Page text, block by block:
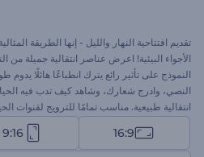
تقديم افتتاحية النهار والليل - إنها الطريقة
الأجواء البيئية! اعرض عناصر انتقالية جميلة من
النموذج على تأثير رائع يترك انطباعًا هائلًا
النصي، وادرج شعارك، وشاهد كيف تدب فيه
انتقالية طبيعية. مناسب تمامًا للترويج لقنوات
وافتتاحيات العروض التقديمية، وافتتاحيات أو
الكثير. جرب اليوم لتعرض شعارك في آفاق جديدة!
16:9
9:16